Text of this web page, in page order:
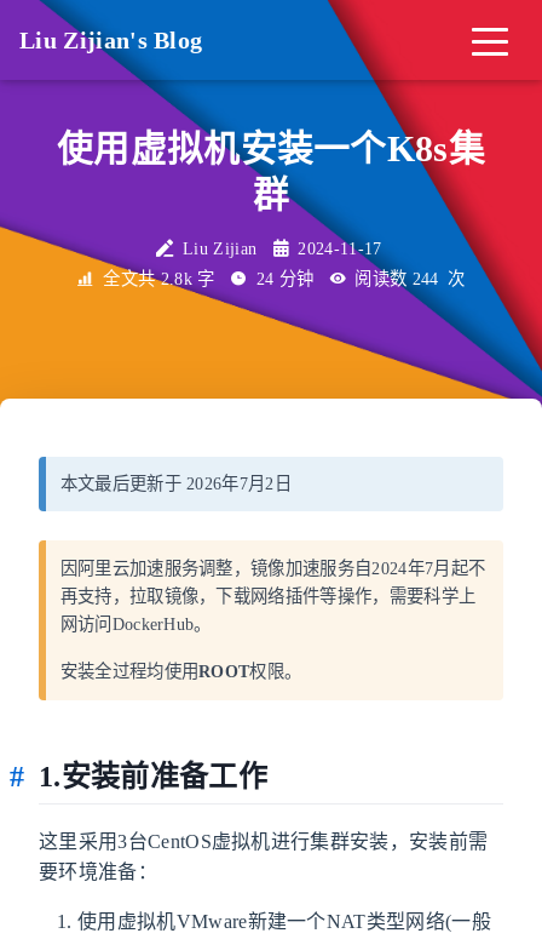
Liu Zijian's Blog
使用虚拟机安装一个K8s集
群
Liu Zijian
2024-11-17
全文共 2.8k 字
24 分钟 阅读数244 次
本文最后更新于 2026年7月2日
因阿里云加速服务调整，镜像加速服务自2024年7月起不
再支持，拉取镜像，下载网络插件等操作，需要科学上
网访问DockerHub。
安装全过程均使用ROOT权限。
1.安装前准备工作
这里采用3台CentOS虚拟机进行集群安装，安装前需
要环境准备：
使用虚拟机VMware新建一个NAT类型网络(一般